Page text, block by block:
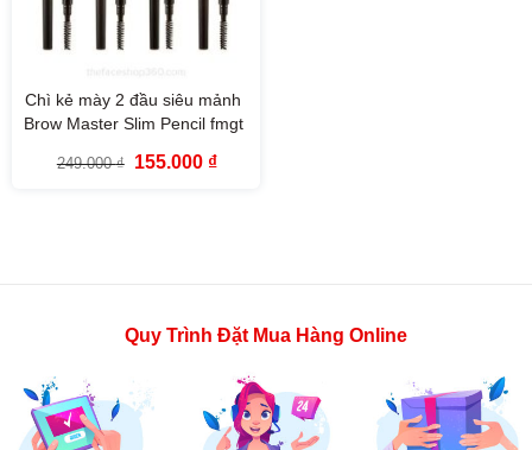
Chì kẻ mày 2 đầu siêu mảnh
Brow Master Slim Pencil fmgt
249.000₫
Giá
155.000 ₫Giá
Quy Trình Đặt Mua Hàng Online